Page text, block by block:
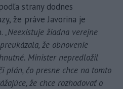
strany dodnes
že práve Javorina je
„Neexistuje žiadna verejne
že obnovenie
Minister nepredložil
plán, čo presne chce na tomto
že chce rozhodovať o